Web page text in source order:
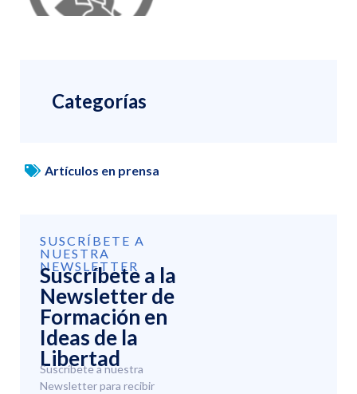
Categorías
Artículos en prensa
SUSCRÍBETE A
NUESTRA
NEWSLETTER
Suscríbete a la
Newsletter de
Formación en
Ideas de la
Libertad
Suscríbete a nuestra
Newsletter para recibir